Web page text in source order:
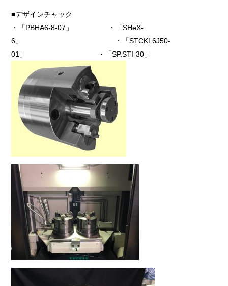
■デザインチャック
・「PBHA6-8-07」 ・「SHeX-
6」 ・「STCKL6J50-
01」 ・「SP.STI-30」